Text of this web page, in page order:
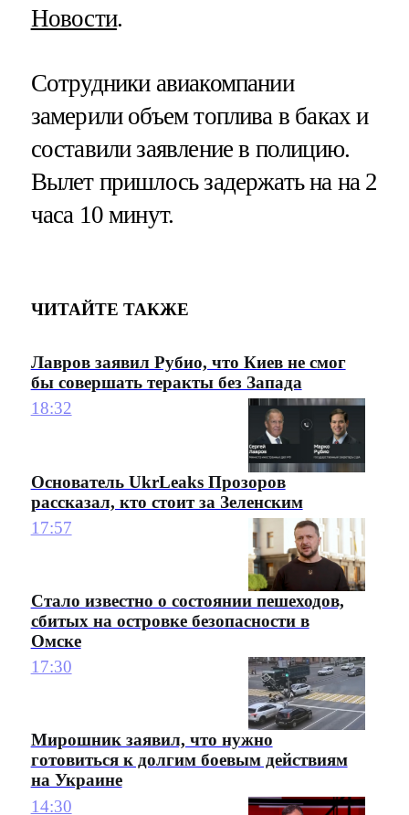
Новости.
Сотрудники авиакомпании
замерили объем топлива в баках и
составили заявление в полицию.
Вылет пришлось задержать на на 2
часа 10 минут.
ЧИТАЙТЕ ТАКЖЕ
Лавров заявил Рубио, что Киев не смог
бы совершать теракты без Запада
18:32
Основатель UkrLeaks Прозоров
рассказал, кто стоит за Зеленским
17:57
Стало известно о состоянии пешеходов,
сбитых на островке безопасности в
Омске
17:30
Мирошник заявил, что нужно
готовиться к долгим боевым действиям
на Украине
14:30